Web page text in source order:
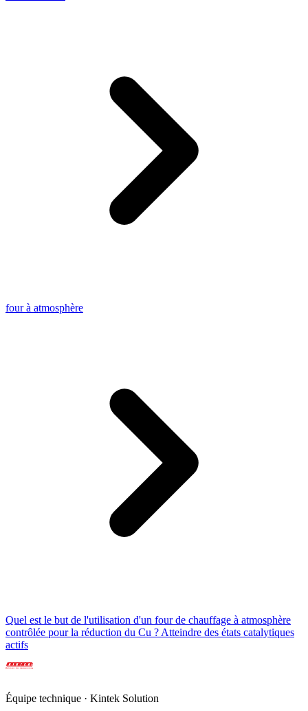
four à atmosphère
Quel est le but de l'utilisation d'un four de chauffage à atmosphère
contrôlée pour la réduction du Cu ? Atteindre des états catalytiques
actifs
Équipe technique · Kintek Solution